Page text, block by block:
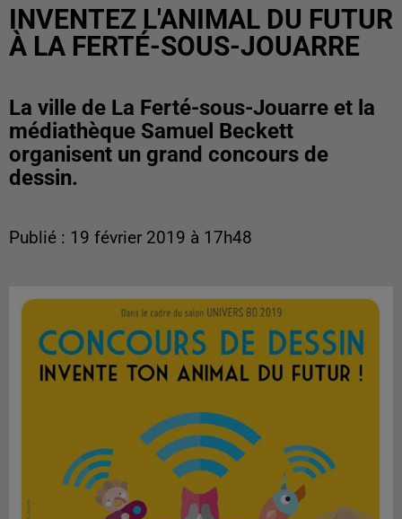
INVENTEZ L'ANIMAL DU FUTUR
À LA FERTÉ-SOUS-JOUARRE
La ville de La Ferté-sous-Jouarre et la
médiathèque Samuel Beckett
organisent un grand concours de
dessin.
Publié : 19 février 2019 à 17h48